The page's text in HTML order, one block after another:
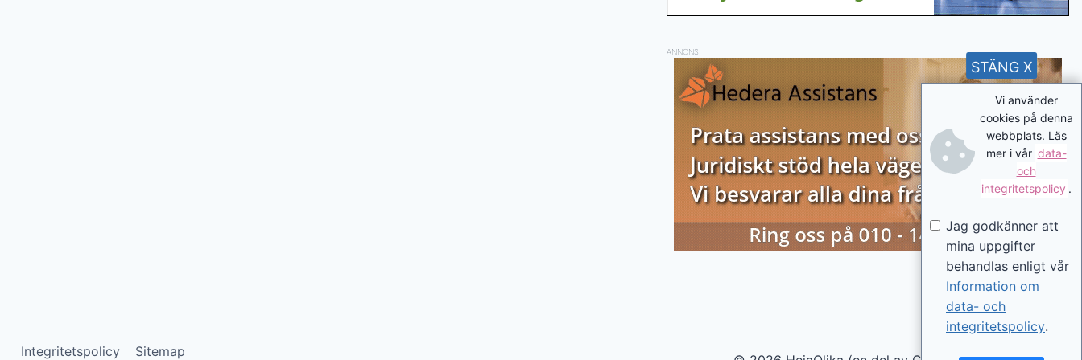
ANNONS
Integritetspolicy Sitemap
Vi använder
cookies på denna
webbplats. Läs
mer i vår data-
och
integritetspolicy .
Jag godkänner att
mina uppgifter
behandlas enligt vår
Information om
data- och
integritetspolicy.
STÄNG X